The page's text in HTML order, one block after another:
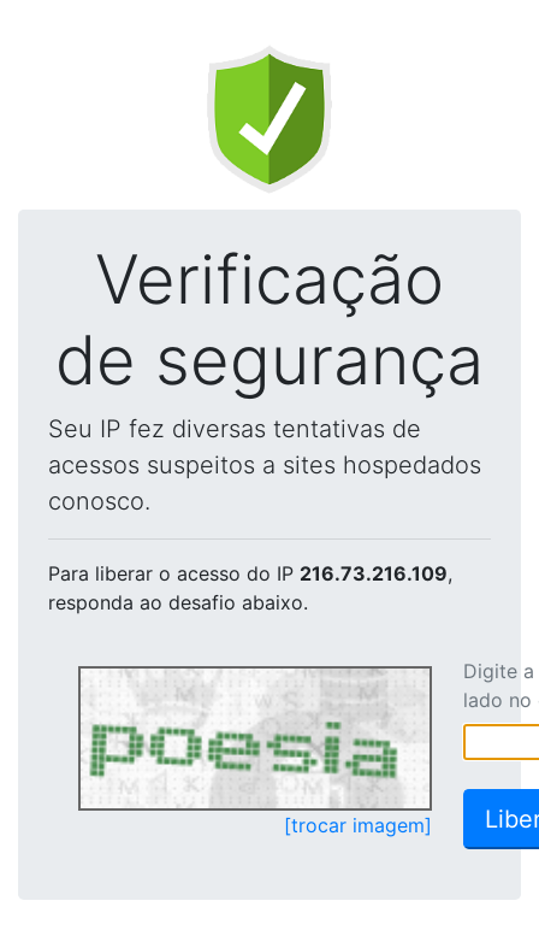
Verificação
de segurança
Seu IP fez diversas tentativas de
acessos suspeitos a sites hospedados
conosco.
Para liberar o acesso do IP 216.73.216.109,
responda ao desafio abaixo.
[trocar imagem]
Digite
lado no